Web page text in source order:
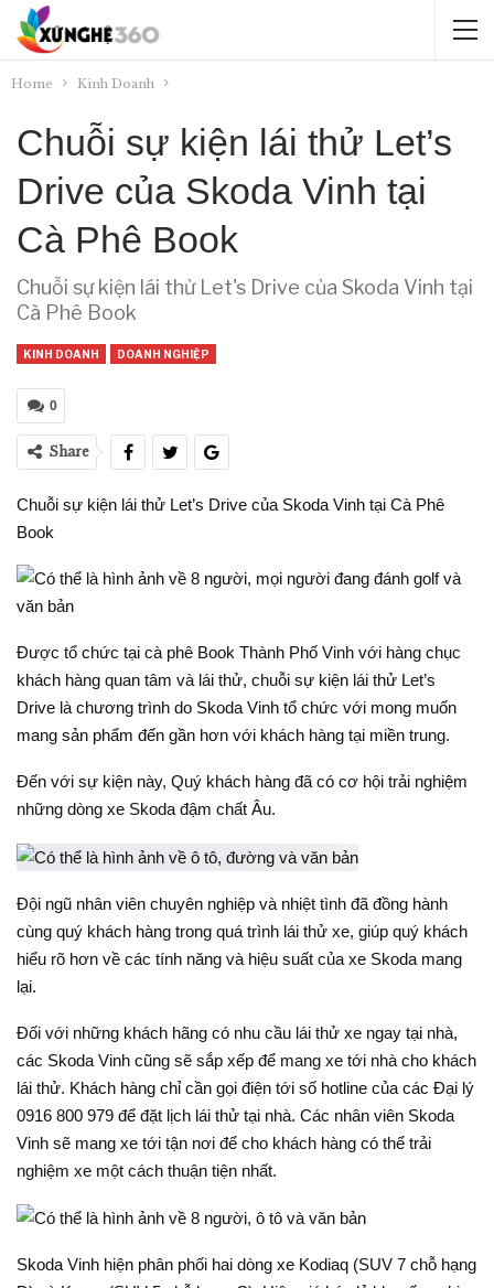
Home Kinh Doanh
Chuỗi sự kiện lái thử Let’s
Drive của Skoda Vinh tại
Cà Phê Book
Chuỗi sự kiện lái thử Let's Drive của Skoda Vinh tại
Cà Phê Book
KINH DOANH DOANH NGHIỆP
0
Share
Chuỗi sự kiện lái thử Let’s Drive của Skoda Vinh tại Cà Phê
Book
Được tổ chức tại cà phê Book Thành Phố Vinh với hàng chục
khách hàng quan tâm và lái thử, chuỗi sự kiện lái thử Let’s
Drive là chương trình do Skoda Vinh tổ chức với mong muốn
mang sản phẩm đến gần hơn với khách hàng tại miền trung.
Đến với sự kiện này, Quý khách hàng đã có cơ hội trải nghiệm
những dòng xe Skoda đậm chất Âu.
Đội ngũ nhân viên chuyên nghiệp và nhiệt tình đã đồng hành
cùng quý khách hàng trong quá trình lái thử xe, giúp quý khách
hiểu rõ hơn về các tính năng và hiệu suất của xe Skoda mang
lại.
Đối với những khách hãng có nhu cầu lái thử xe ngay tại nhà,
các Skoda Vinh cũng sẽ sắp xếp để mang xe tới nhà cho khách
lái thử. Khách hàng chỉ cần gọi điện tới số hotline của các Đại lý
0916 800 979 để đặt lịch lái thử tại nhà. Các nhân viên Skoda
Vinh sẽ mang xe tới tận nơi để cho khách hàng có thể trải
nghiệm xe một cách thuận tiện nhất.
Skoda Vinh hiện phân phối hai dòng xe Kodiaq (SUV 7 chỗ hạng